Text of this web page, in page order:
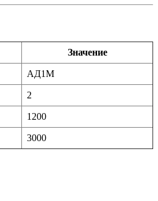
Значение
АД1М
2
1200
3000